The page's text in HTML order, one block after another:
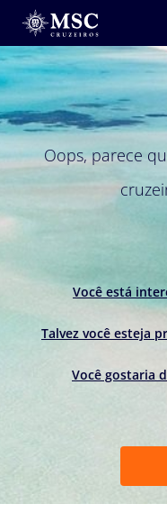
Oops, parece
Você está
Talvez você esteja
Você gostaria